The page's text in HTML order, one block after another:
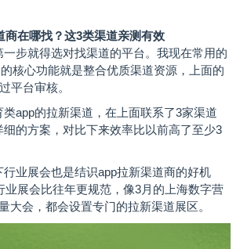
商在哪找？这3类渠道亲测有效
步就得选对找渠道的平台。我现在常用的
核心功能就是整合优质渠道资源，上面的
平台审核。
类app的拉新渠道，在上面联系了3家渠道
的方案，对比下来效率比以前高了至少3
业展会也是结识app拉新渠道商的好机
业展会比往年更规范，像3月的上海数字营
大会，都会设置专门的拉新渠道展区。